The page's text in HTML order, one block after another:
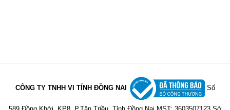
CÔNG TY TNHH VI TÍNH ĐỒNG NAI Số